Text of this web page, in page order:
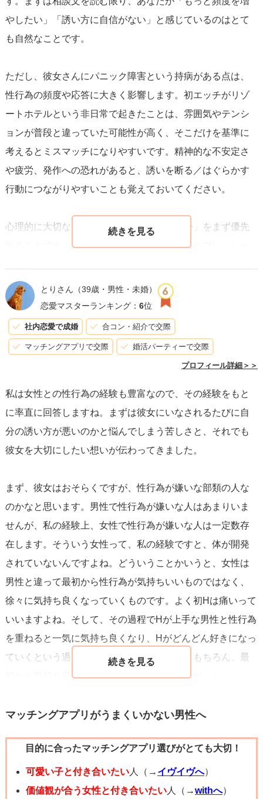
やしたい」「誘い方に自信がない」と感じているのはとて
も自然なことです。
ただし、彼女さんにパニック障害という持病がある点は、
性行為の頻度や応答に大きく影響します。初エッチがリゾ
ートホテルという非日常で起きたことは、雰囲気やテンシ
ョンが普段と違っていた可能性が高く、そこだけを基準に
考えるとミスマッチになりやすいです。精神的な不安定さ
や疲労、発作への恐れがあると、誘いを断る／はぐらかす
行動につながりやすいことも覚えておいてください。
心理的に大切なのは「彼女が安心しているか」をまず優先
することです。無理に頻度を上げようとするとプレッシャ
は性行為そのものを目的にするのではなく、日常での安心
感を増やしていくのが近道です。例えば、ホテルに誘う前
に：
・デートの雰囲気をリラックスさせる時間を増やす（短め
の会話で終わらせず、ゆったり過ごす）
う、ハグなど）
・タイミングや体調を事前にさりげなく確認する（今日は
どう？と選択肢を与える）
こうした段階を踏むことで、彼女の中で「安全だ」と感じ
もう少し具体的な誘い方や立て直し策としては、低プレッ
シャーで彼女の選択を尊重する表現を使うと良いです。た
とえば「今日はもう少し一緒にいたい気分なんだけど、ど
うかな？」や「もし無理なら全然大丈夫、ゆっくりしてい
よう」といった言い方で、拒否しても関係が悪くならない
ことを示す。誘う頻度は今のところ10回中1回とのことなの
で、頻繁に誘って彼女が疲れてしまわないよう、タイミン
グを見て誘う・誘わないのバランスを取るのが現実的で
す。また、自分の欲求も溜め込まずに、気持ちを落ち着い
て伝えること（「頻度が少ないと寂しく感じる」など）も
つ、必要なら専門家のサポートを提案するのも選択肢で
す。カップルでのコミュニケーション方法を学ぶ場や、パ
ニック障害に理解のあるカウンセリングで二人の不安を整
とりさん （39歳・男性・未婚）
恋愛マスターランキング： 6位
社内恋愛で成婚 合コン・紹介で交際
マッチングアプリで交際 婚活パーティーで交際
プロフィール詳細＞＞
私は女性との性行為の経験も豊富なので、その経験をもと
に率直に回答しますね。まずは彼女にいなされるたびに自
分の誘い方が悪いのかと悩んでしまう苦しさと、それでも
彼女を大切にしたい想いが伝わってきました。
まず、彼女はおそらくですが、性行為が嫌いな部類の人な
のかなと思います。男性で性行為が嫌いな人はあまりいま
せんが、私の経験上、女性で性行為が嫌いな人は一定数存
在します。そういう女性って、私の経験ですと、体が開発
されていないんですよね。どういうことかいうと、女性は
男性と違って最初から性行為が気持ちいいものではなく、
徐々に気持ち良くなっていくものです。よく初Hは痛いって
いいますよね。そして、その過程でHが上手な男性と性行為
を重ねると一気に気持ち良くなり、Hがどんどん好きになっ
ていくという過程を辿っていくものです。（もちろん、最
初から気持ち良かったりと個人差はありますが。）
まだ性行為が好きじゃない女性がどうして性行為をするか
えてあげたいと。
今回のケースですと、半年経って1回しか性行為をしていな
マッチングアプリがうまくいかない男性へ
目的に合ったマッチングアプリ選びがとても大切！
可愛い子と付き合いたい人（→ イヴイヴへ）
価値観が合う女性と付き合いたい人（→withへ）